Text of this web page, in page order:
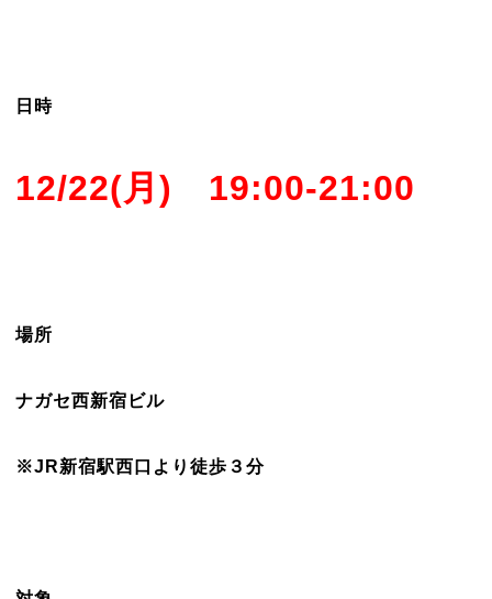
日時
12/22(月) 19:00-21:00
場所
ナガセ西新宿ビル
※JR新宿駅西口より徒歩３分